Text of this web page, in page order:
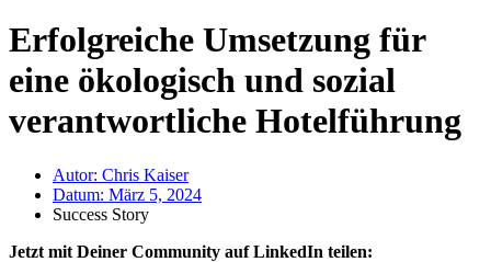
Erfolgreiche Umsetzung für
eine ökologisch und sozial
verantwortliche Hotelführung
Autor: Chris Kaiser
Datum: März 5, 2024
Success Story
Jetzt mit Deiner Community auf LinkedIn teilen: